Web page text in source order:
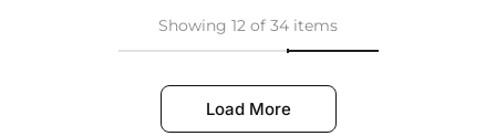
Showing 12 of 34 items
Load More